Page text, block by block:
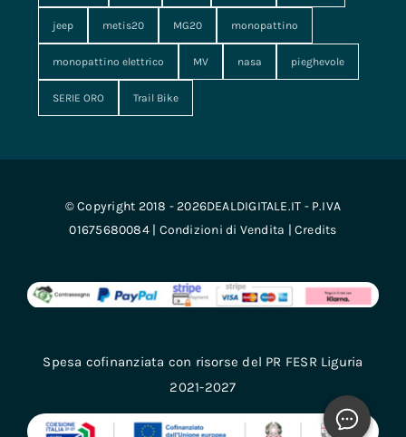
jeep metis20 MG20 monopattino
monopattino elettrico MV nasa pieghevole
SERIE ORO Trail Bike
© Copyright 2018 - 2026DEALDIGITALE.IT - P.IVA
01675680084 | Condizioni di Vendita | Credits
Spesa cofinanziata con risorse del PR FESR Liguria
2021-2027